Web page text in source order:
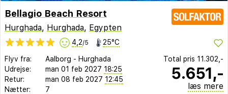
Bellagio Beach Resort
Hurghada, Hurghada, Egypten
4,2/5 25°C
Flyv fra: Aalborg - Hurghada
Udrejse:
man 01 feb 2027 18:25
Retur:
man 08 feb 2027 12:45
Nætter:
7
Total pris 11.302,-
5.651,-
læs mere